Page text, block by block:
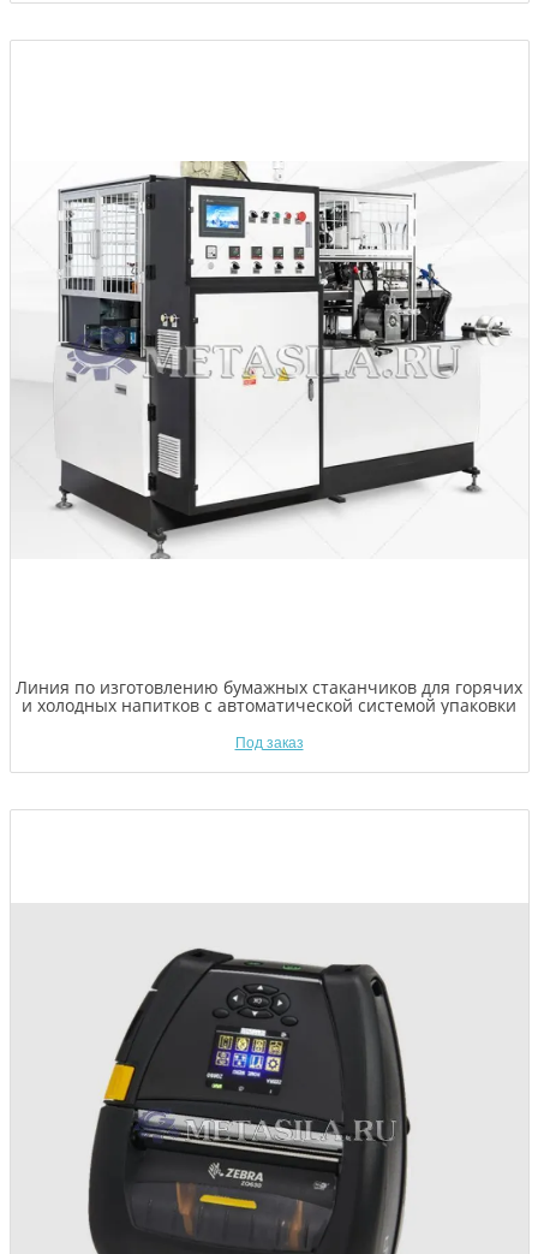
Линия по изготовлению бумажных стаканчиков для горячих
и холодных напитков с автоматической системой упаковки
Под заказ